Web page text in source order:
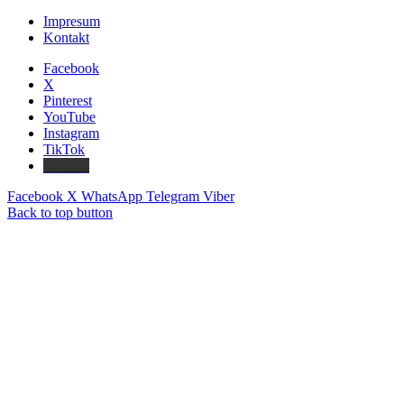
Impresum
Kontakt
Facebook
X
Pinterest
YouTube
Instagram
TikTok
Facebook X WhatsApp Telegram Viber
Back to top button